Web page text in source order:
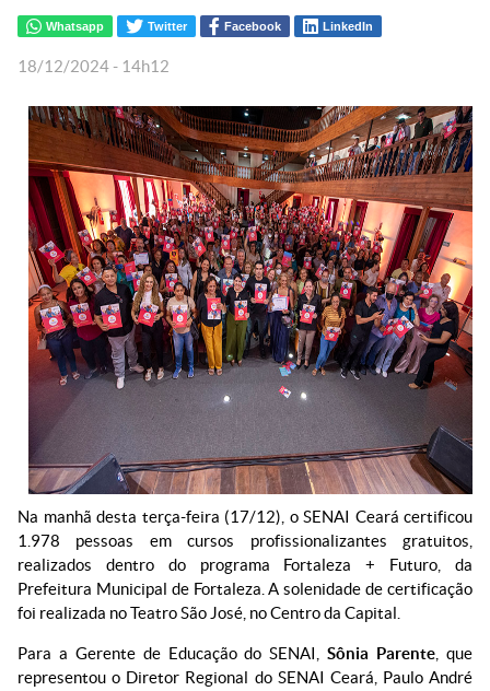
Whatsapp Twitter Facebook LinkedIn
18/12/2024 - 14h12
Na manhã desta terça-feira (17/12), o SENAI Ceará certificou
1.978 pessoas em cursos profissionalizantes gratuitos,
realizados dentro do programa Fortaleza + Futuro, da
Prefeitura Municipal de Fortaleza. A solenidade de certificação
foi realizada no Teatro São José, no Centro da Capital.
Para a Gerente de Educação do SENAI,Sônia Parente , que
representou o Diretor Regional do SENAI Ceará, Paulo André